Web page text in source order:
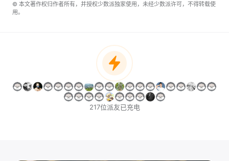
© 本文著作权归作者所有，并授权少数派独家使用，未经少数派许可，不得转载使
用。
217位派友已充电